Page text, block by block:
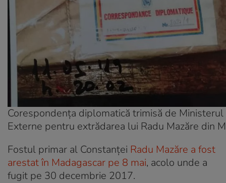
Corespondența diplomatică trimisă de
Externe pentru extrădarea lui Radu Mazăre din
Fostul primar al Constanței Radu Mazăre a fost
arestat în Madagascar pe 8 mai, acolo unde a
fugit pe 30 decembrie 2017.